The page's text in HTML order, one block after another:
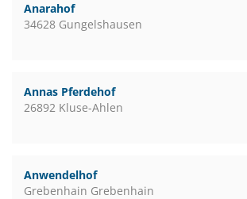
Anarahof
34628 Gungelshausen
Annas Pferdehof
26892 Kluse-Ahlen
Anwendelhof
Grebenhain Grebenhain